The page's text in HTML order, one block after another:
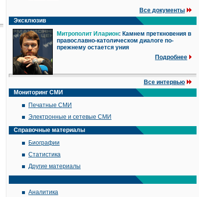
Все документы
Эксклюзив
Митрополит Иларион: Камнем преткновения в
православно-католическом диалоге по-
прежнему остается уния
Подробнее
Все интервью
Мониторинг СМИ
Печатные СМИ
Электронные и сетевые СМИ
Справочные материалы
Биографии
Статистика
Другие материалы
Аналитика